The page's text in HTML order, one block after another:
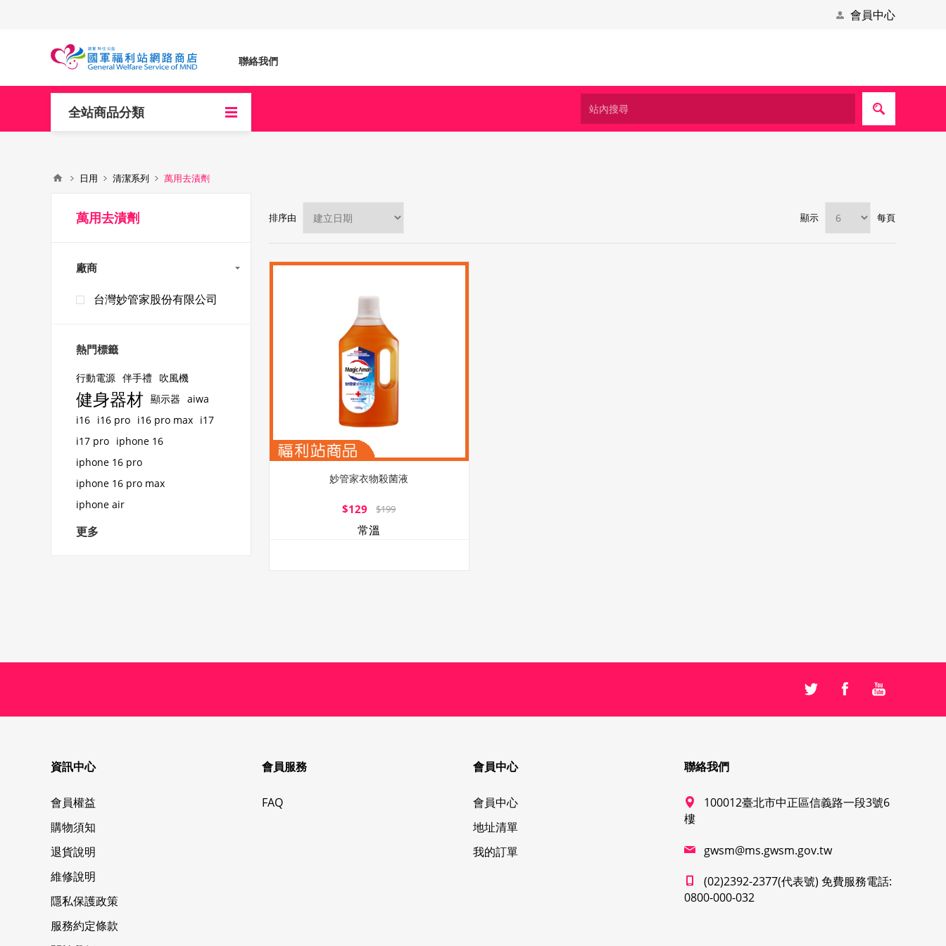
會員中心
聯絡我們
全站商品分類
日用 清潔系列 萬用去漬劑
排序由 顯示 每頁
妙管家衣物殺菌液
$129 $199
常溫
萬用去漬劑
廠商
台灣妙管家股份有限公司
熱門標籤
行動電源 伴手禮 吹風機
健身器材 顯示器 aiwa
i16 i16 pro i16 pro max i17
i17 pro iphone 16
iphone 16 pro
iphone 16 pro max
iphone air
更多
資訊中心
會員權益
購物須知
退貨說明
維修說明
隱私保護政策
服務約定條款
會員服務
FAQ
會員中心
會員中心
地址清單
我的訂單
聯絡我們
100012臺北市中正區信義路一段3號6
樓
gwsm@ms.gwsm.gov.tw
(02)2392-2377(代表號) 免費服務電話:
0800-000-032